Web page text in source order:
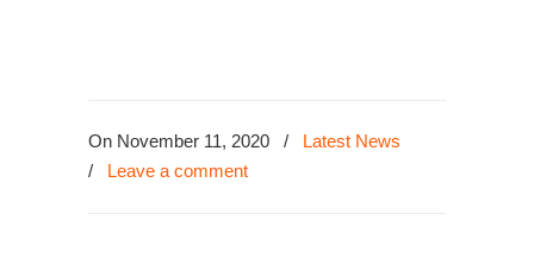
On November 11, 2020 /
Latest News
/ Leave a comment